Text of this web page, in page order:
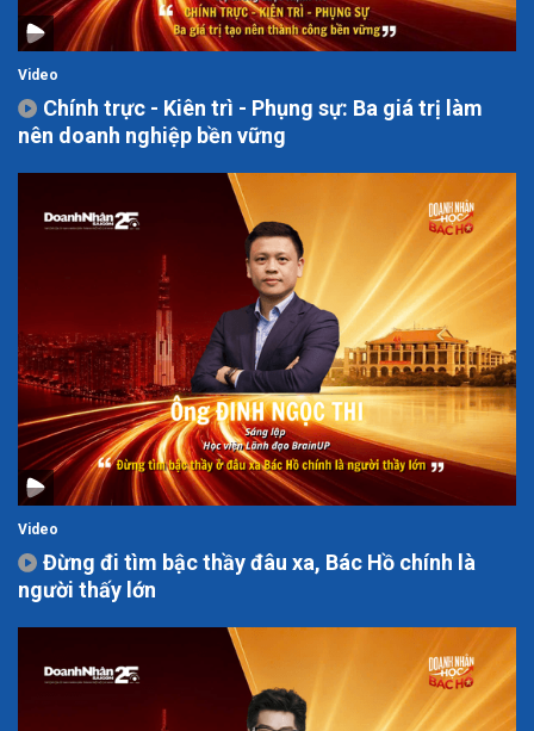
Video
Chính trực - Kiên trì - Phụng sự: Ba giá trị làm
nên doanh nghiệp bền vững
Video
Đừng đi tìm bậc thầy đâu xa, Bác Hồ chính là
người thấy lớn